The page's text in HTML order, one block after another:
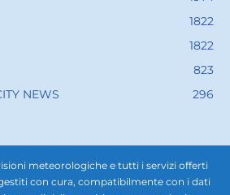
1822
1822
823
NEWS
296
meteorologiche e tutti i servizi offerti
con cura, compatibilmente con i dati